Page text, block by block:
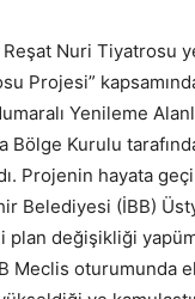
Reşat Nuri Tiyatrosu
Projesi”
Yenileme
Bölge Kurulu
Projenin hayata
Belediyesi (İBB)
plan değişikliği
Meclis oturumunda